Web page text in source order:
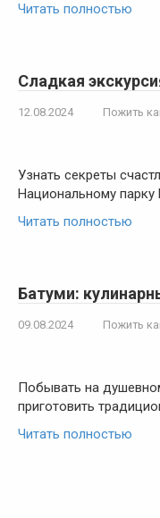
Читать полностью
Сладкая
12.08.2024 Пожить
Узнать секреты
Национальному парку
Читать полностью
Батуми:
09.08.2024 Пожить
Побывать на
приготовить
Читать полностью